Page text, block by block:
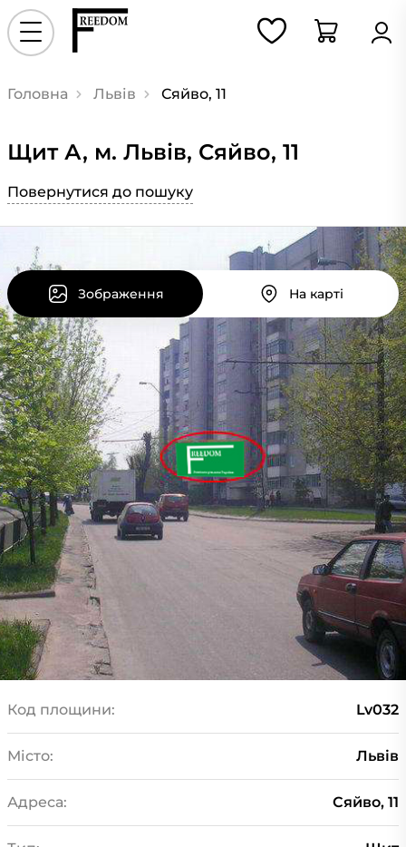
Головна Львів Сяйво, 11
Щит А, м. Львів, Сяйво, 11
Повернутися до пошуку
Зображення На карті
Код площини: Lv032
Місто: Львів
Адреса: Сяйво, 11